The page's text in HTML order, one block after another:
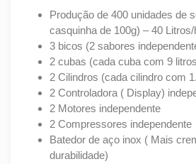
Produção de 400 unidades de
casquinha de 100g) – 40 Litros/
3 bicos (2 sabores
2 cubas (cada cuba com 9
2 Cilindros (cada cilindro com
2 Controladora ( Display)
2 Motores independente
2 Compressores independente
Batedor de aço inox ( Mais
durabilidade)